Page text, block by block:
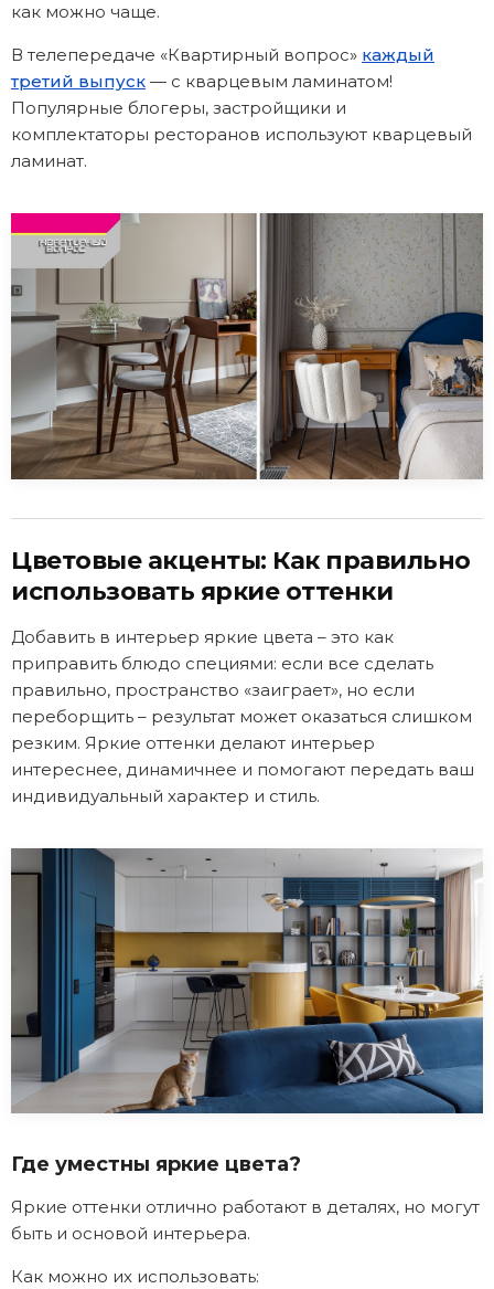
как можно чаще.
В телепередаче «Квартирный вопрос» каждый
третий выпуск — с кварцевым ламинатом!
Популярные блогеры, застройщики и
комплектаторы ресторанов используют кварцевый
ламинат.
Цветовые акценты: Как правильно
использовать яркие оттенки
Добавить в интерьер яркие цвета – это как
приправить блюдо специями: если все сделать
правильно, пространство «заиграет», но если
переборщить – результат может оказаться слишком
резким. Яркие оттенки делают интерьер
интереснее, динамичнее и помогают передать ваш
индивидуальный характер и стиль.
Где уместны яркие цвета?
Яркие оттенки отлично работают в деталях, но могут
быть и основой интерьера.
Как можно их использовать: